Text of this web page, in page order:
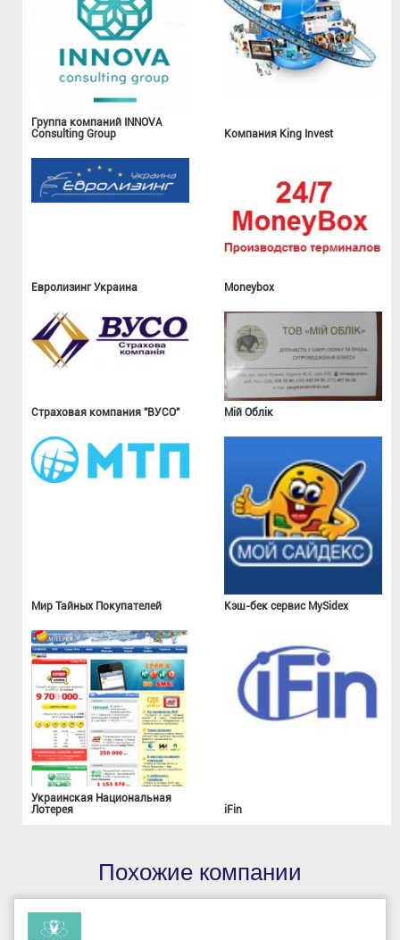
Группа компаний INNOVA
Consulting Group
Компания King Invest
Евролизинг Украина Moneybox
Страховая компания "ВУСО" Мій Облік
Мир Тайных Покупателей Кэш-бек сервис MySidex
Украинская Национальная
Лотерея
iFin
Похожие компании